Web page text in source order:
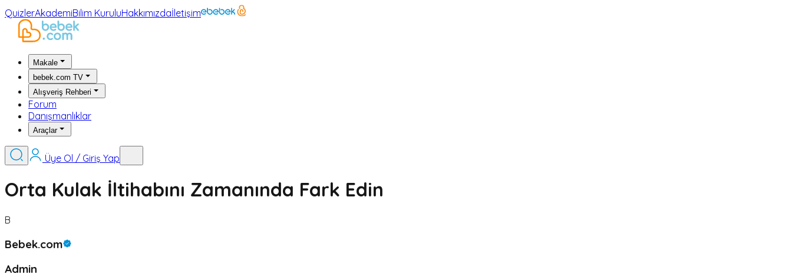
QuizlerAkademiBilim KuruluHakkımızdaİletişim
Makale
bebek.com TV
Alışveriş Rehberi
Forum
Danışmanlıklar
Araçlar
Üye Ol / Giriş Yap
Orta Kulak İltihabını Zamanında Fark Edin
B
Bebek.com
Admin